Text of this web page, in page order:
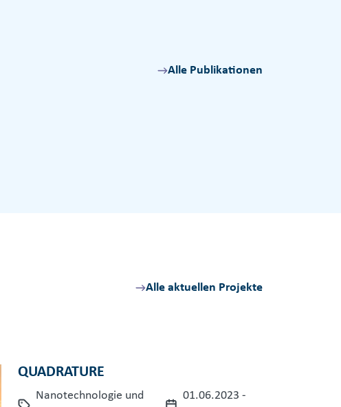
Alle Publikationen
Alle aktuellen Projekte
QUADRATURE
Nanotechnologie und
01.06.2023 -